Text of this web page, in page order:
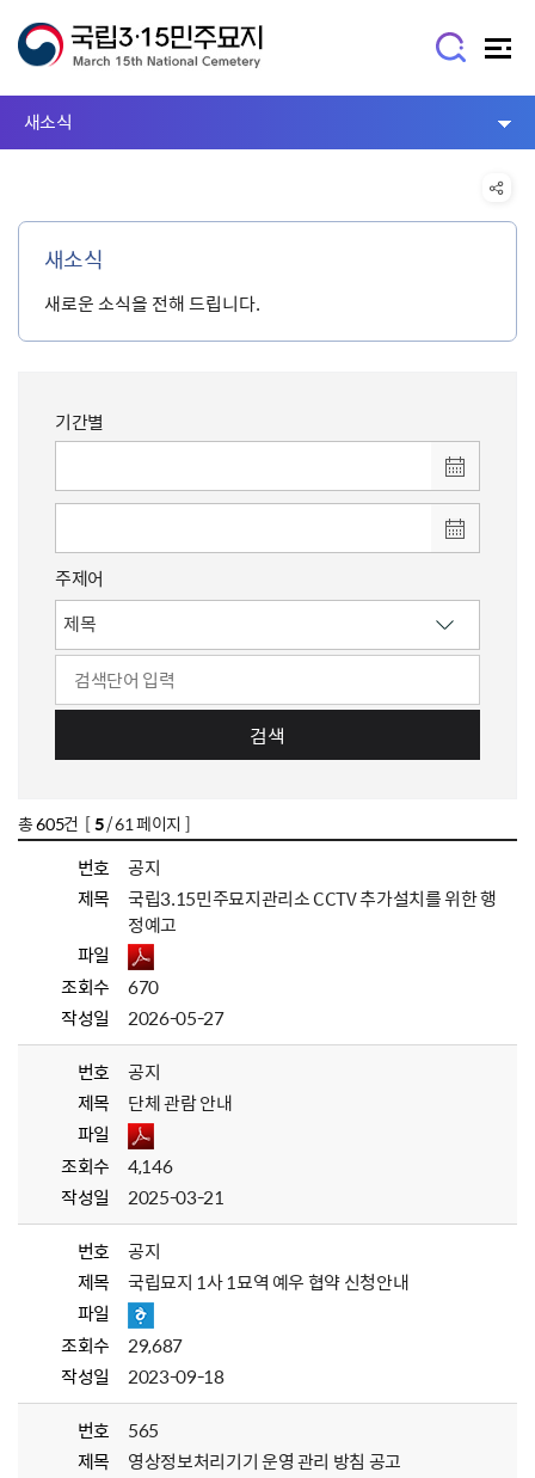
새소식
새소식
새로운 소식을 전해 드립니다.
기간별
주제어
검색
총605건 [5/ 61 페이지 ]
번호
공지
제목
국립3.15민주묘지관리소 CCTV 추가설치를 위한 행
정예고
파일
조회수
670
작성일
2026-05-27
번호
공지
제목
단체 관람 안내
파일
조회수
4,146
작성일
2025-03-21
번호
공지
제목
국립묘지 1사 1묘역 예우 협약 신청안내
파일
조회수
29,687
작성일
2023-09-18
번호
565
제목
영상정보처리기기 운영 관리 방침 공고